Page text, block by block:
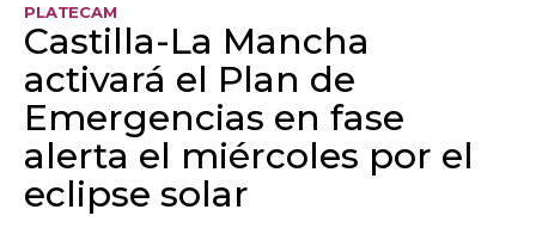
PLATECAM
Castilla-La Mancha
activará el Plan de
Emergencias en fase
alerta el miércoles por el
eclipse solar